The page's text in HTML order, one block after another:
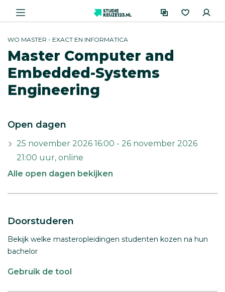
WO MASTER - EXACT EN INFORMATICA
Master Computer and
Embedded-Systems
Engineering
Open dagen
25 november 2026 16:00 - 26 november 2026
21:00 uur, online
Alle open dagen bekijken
Doorstuderen
Bekijk welke masteropleidingen studenten kozen na hun
bachelor
Gebruik de tool